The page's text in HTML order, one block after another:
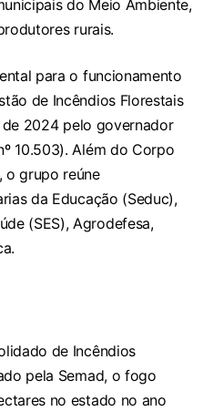
do Meio Ambiente,
rurais.
para o funcionamento
de Incêndios Florestais
2024 pelo governador
10.503). Além do Corpo
o grupo reúne
da Educação (Seduc),
(SES), Agrodefesa,
de Incêndios
pela Semad, o fogo
no estado no ano